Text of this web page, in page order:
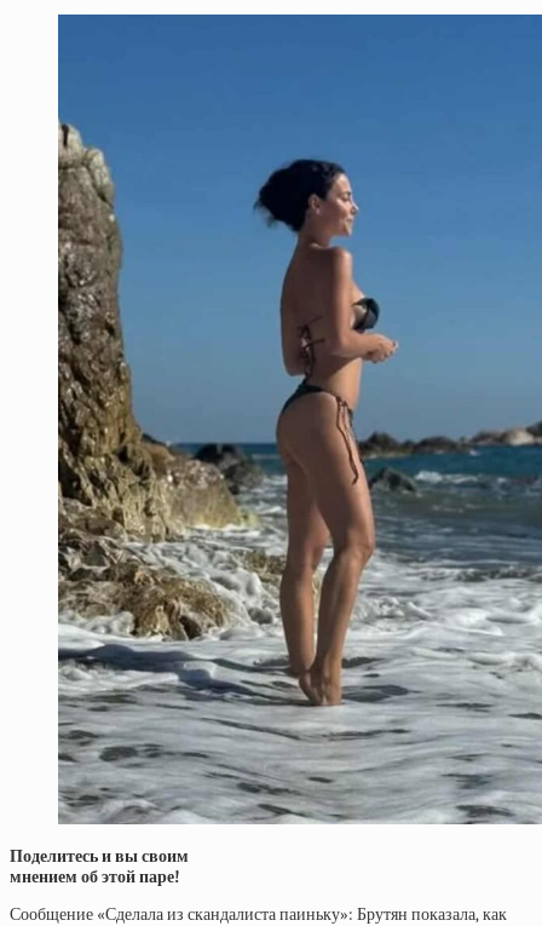
Поделитесь и вы своим
мнением об этой паре!
Сообщение «Сделала из скандалиста паиньку»: Брутян показала, как